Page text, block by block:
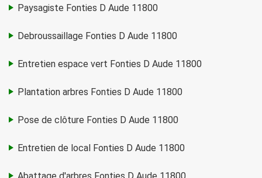
Paysagiste Fonties D Aude 11800
Debroussaillage Fonties D Aude 11800
Entretien espace vert Fonties D Aude 11800
Plantation arbres Fonties D Aude 11800
Pose de clôture Fonties D Aude 11800
Entretien de local Fonties D Aude 11800